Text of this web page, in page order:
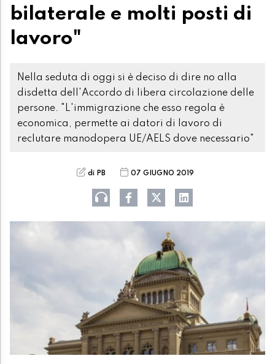
bilaterale e molti posti di
lavoro"
Nella seduta di oggi si è deciso di dire no alla
disdetta dell'Accordo di libera circolazione delle
persone. "L'immigrazione che esso regola è
economica, permette ai datori di lavoro di
reclutare manodopera UE/AELS dove necessario"
di PB 07 GIUGNO 2019